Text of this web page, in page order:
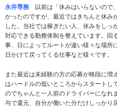
永井専務 以前は「休みはいらないので
かったのですが、最近ではきちんと休み
した。当社では稼ぎたい人、休みをしっ
対応できる勤務体制を整えています。回
事、日によってルートが違い様々な場所
日かけて戻ってくる仕事など様々です。
また最近は未経験の方の応募が格段に増
はハードルの低いところからスタートし
のでちゃんと一人前のドライバーになれ
与で還元、自分が働いた分だけしっかり